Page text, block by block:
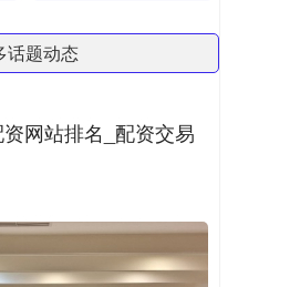
话题动态
网站排名_配资交易